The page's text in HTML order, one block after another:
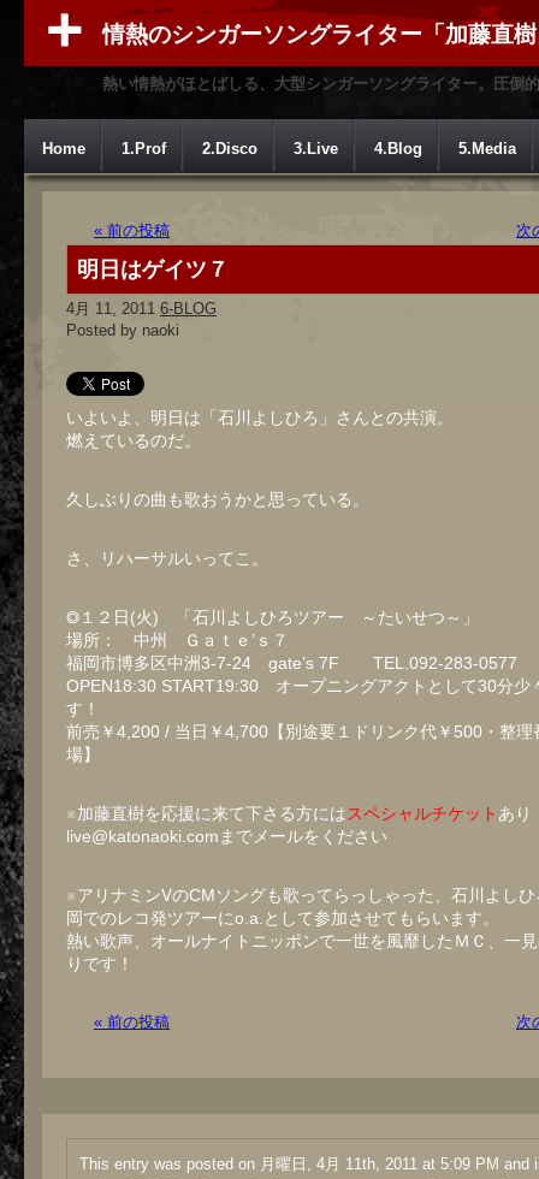
情熱のシンガーソングライター「加藤直
熱い情熱がほとばしる、大型シンガーソングライター。圧倒
Home 1.Prof 2.Disco 3.Live 4.Blog 5.Media
« 前の投稿 次
明日はゲイツ７
4月 11, 2011 6-BLOG
Posted by naoki
いよいよ、明日は「石川よしひろ」さんとの共演。
燃えているのだ。
久しぶりの曲も歌おうかと思っている。
さ、リハーサルいってこ。
◎１２日(火) 「石川よしひろツアー ～たいせつ～」
場所： 中州 Ｇａｔｅ’ｓ７
福岡市博多区中洲3-7-24 gate’s 7F TEL.092-283-0577
OPEN18:30 START19:30 オープニングアクトとして30分少
す！
前売￥4,200 / 当日￥4,700【別途要１ドリンク代￥500・整理
場】
※加藤直樹を応援に来て下さる方にはスペシャルチケット あり
live@katonaoki.comまでメールをください
※アリナミンⅤのCMソングも歌ってらっしゃった、石川よし
岡でのレコ発ツアーにo.a.として参加させてもらいます。
熱い歌声、オールナイトニッポンで一世を風靡したＭＣ、一
りです！
« 前の投稿 次
This entry was posted on 月曜日, 4月 11th, 2011 at 5:09 PM and